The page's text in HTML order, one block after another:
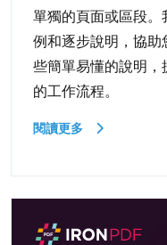
單獨的頁面或區段。
例和逐步說明，協
些簡單易懂的說明，
的工作流程。
閱讀更多